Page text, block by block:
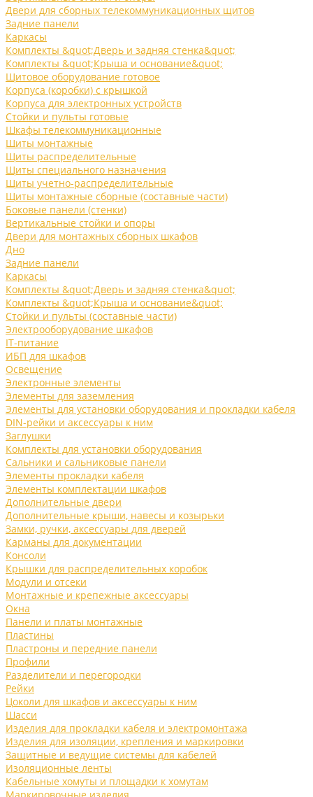
Двери для сборных телекоммуникационных щитов
Задние панели
Каркасы
Комплекты &quot;Дверь и задняя стенка&quot;
Комплекты &quot;Крыша и основание&quot;
Щитовое оборудование готовое
Корпуса (коробки) с крышкой
Корпуса для электронных устройств
Стойки и пульты готовые
Шкафы телекоммуникационные
Щиты монтажные
Щиты распределительные
Щиты специального назначения
Щиты учетно-распределительные
Щиты монтажные сборные (составные части)
Боковые панели (стенки)
Вертикальные стойки и опоры
Двери для монтажных сборных шкафов
Дно
Задние панели
Каркасы
Комплекты &quot;Дверь и задняя стенка&quot;
Комплекты &quot;Крыша и основание&quot;
Стойки и пульты (составные части)
Электрооборудование шкафов
IT-питание
ИБП для шкафов
Освещение
Электронные элементы
Элементы для заземления
Элементы для установки оборудования и прокладки кабеля
DIN-рейки и аксессуары к ним
Заглушки
Комплекты для установки оборудования
Сальники и сальниковые панели
Элементы прокладки кабеля
Элементы комплектации шкафов
Дополнительные двери
Дополнительные крыши, навесы и козырьки
Замки, ручки, аксессуары для дверей
Карманы для документации
Консоли
Крышки для распределительных коробок
Модули и отсеки
Монтажные и крепежные аксессуары
Окна
Панели и платы монтажные
Пластины
Пластроны и передние панели
Профили
Разделители и перегородки
Рейки
Цоколи для шкафов и аксессуары к ним
Шасси
Изделия для прокладки кабеля и электромонтажа
Изделия для изоляции, крепления и маркировки
Защитные и ведущие системы для кабелей
Изоляционные ленты
Кабельные хомуты и площадки к хомутам